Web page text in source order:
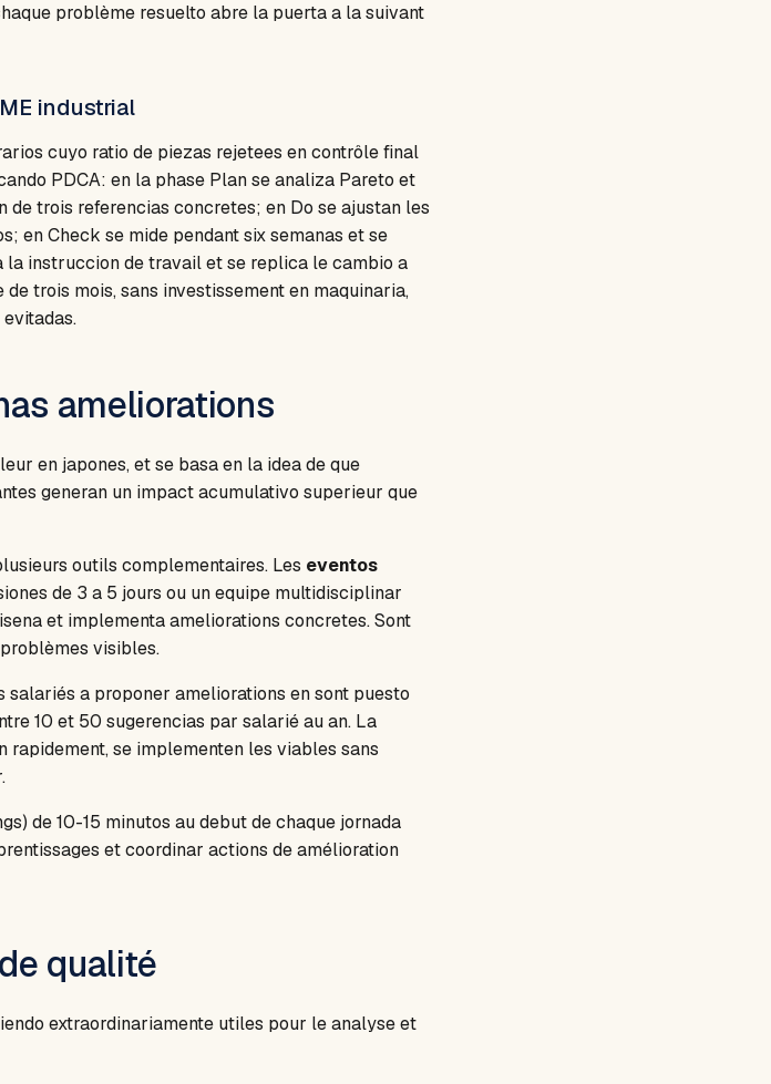
problème resuelto abre la puerta a la suivant
industrial
cuyo ratio de piezas rejetees en contrôle final
PDCA: en la phase Plan se analiza Pareto et
de trois referencias concretes; en Do se ajustan les
en Check se mide pendant six semanas et se
la instruccion de travail et se replica le cambio a
trois mois, sans investissement en maquinaria,
ameliorations
en japones, et se basa en la idea de que
generan un impact acumulativo superieur que
outils complementaires. Les eventos
de 3 a 5 jours ou un equipe multidisciplinar
et implementa ameliorations concretes. Sont
visibles.
salariés a proponer ameliorations en sont puesto
10 et 50 sugerencias par salarié au an. La
rapidement, se implementen les viables sans
de 10-15 minutos au debut de chaque jornada
et coordinar actions de amélioration
qualité
extraordinariamente utiles pour le analyse et